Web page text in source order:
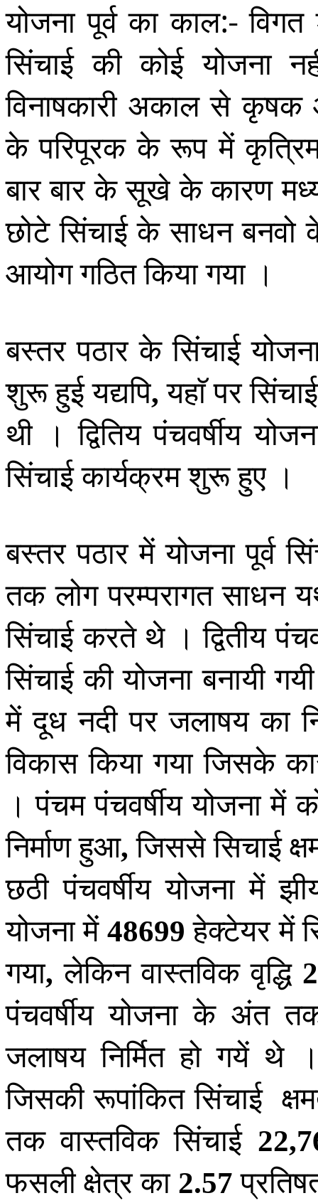
योजना पूर्व का काल:-
सिंचाई की कोई योजना
विनाषकारी अकाल से
के परिपूरक के रूप में
बार बार के सूखे के कारण
छोटे सिंचाई के साधन
आयोग गठित किया गया ।
बस्तर पठार के सिंचाई
शुरू हुई यद्यपि, यहाॅ पर
थी । द्वितिय पंचवर्षीय
सिंचाई कार्यक्रम शुरू हुए ।
बस्तर पठार में योजना पूर्व
तक लोग परम्परागत साधन
सिंचाई करते थे । द्वितीय
सिंचाई की योजना बनायी
में दूध नदी पर जलाषय का
विकास किया गया जिसके
। पंचम पंचवर्षीय योजना में
निर्माण हुआ, जिससे सिचाई
छठी पंचवर्षीय योजना में
योजना में 48699 हेक्टेयर में
गया, लेकिन वास्तविक वृद्धि
पंचवर्षीय योजना के अंत
जलाषय निर्मित हो गयें
जिसकी रूपांकित सिंचाई
तक वास्तविक सिंचाई 22,
फसली क्षेत्र का 2.57